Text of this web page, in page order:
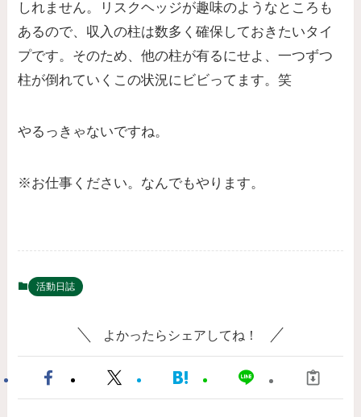
しれません。リスクヘッジが趣味のようなところも
あるので、収入の柱は数多く確保しておきたいタイ
プです。そのため、他の柱が有るにせよ、一つずつ
柱が倒れていくこの状況にビビってます。笑
やるっきゃないですね。
※お仕事ください。なんでもやります。
活動日誌
よかったらシェアしてね！